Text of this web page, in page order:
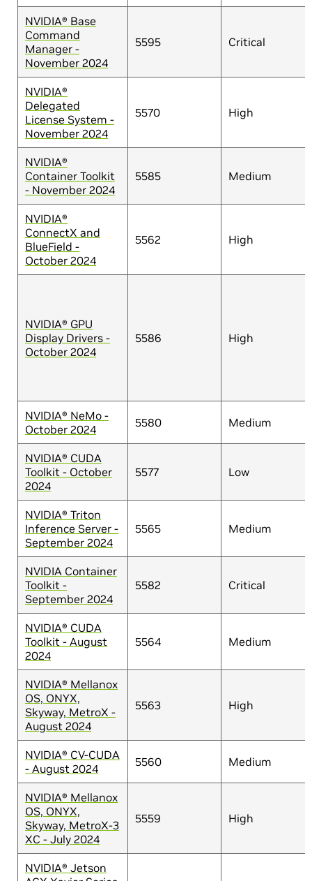
NVIDIA® Base
Command
Manager -
November 2024
5595 Critical
NVIDIA®
Delegated
License System -
November 2024
5570 High
NVIDIA®
Container Toolkit
- November 2024
5585 Medium
NVIDIA®
ConnectX and
BlueField -
October 2024
5562 High
NVIDIA® GPU
Display Drivers -
October 2024
5586 High
NVIDIA® NeMo -
October 2024
5580 Medium
NVIDIA® CUDA
Toolkit - October
2024
5577 Low
NVIDIA® Triton
Inference Server -
September 2024
5565 Medium
NVIDIA Container
Toolkit -
September 2024
5582 Critical
NVIDIA® CUDA
Toolkit - August
2024
5564 Medium
NVIDIA® Mellanox
OS, ONYX,
Skyway, MetroX -
August 2024
5563 High
NVIDIA® CV-CUDA
- August 2024
5560 Medium
NVIDIA® Mellanox
OS, ONYX,
Skyway, MetroX-3
XC - July 2024
5559 High
NVIDIA® Jetson